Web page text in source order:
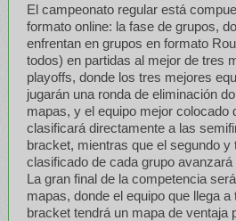
El campeonato regular está
formato online: la fase de grupos,
enfrentan en grupos en formato
todos) en partidas al mejor de tres
playoffs, donde los tres mejores
jugarán una ronda de eliminación
mapas, y el equipo mejor colocado
clasificará directamente a las
bracket, mientras que el segundo y
clasificado de cada grupo
La gran final de la competencia
mapas, donde el equipo que llega
bracket tendrá un mapa de ventaja